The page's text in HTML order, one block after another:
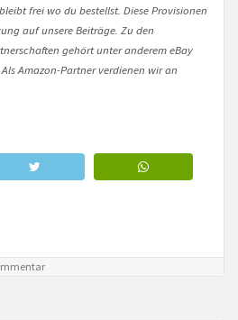
frei wo du bestellst. Diese Provisionen
auf unsere Beiträge. Zu den
gehört unter anderem eBay
Amazon-Partner verdienen wir an